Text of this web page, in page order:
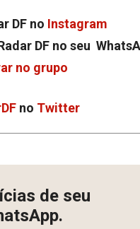
DF no Instagram
DF no seu
no grupo
no Twitter
de seu